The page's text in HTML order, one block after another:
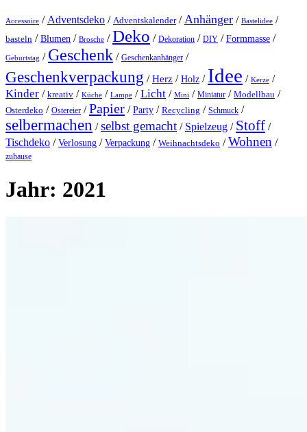
Accessoire / Adventsdeko / Adventskalender/Anhänger / Bastelidee /
basteln /Blumen / Brosche /Deko / Dekoration / DIY /Formmasse /
Geburtstag / Geschenk / Geschenkanhänger /
Geschenkverpackung /Herz /Holz / Idee / Kerze /
Kinder / kreativ / Küche / Lampe /Licht / Mini / Miniatur / Modellbau /
Osterdeko / Ostereier /Papier /Party / Recycling / Schmuck /
selbermachen /selbst gemacht / Spielzeug / Stoff /
Tischdeko /Verlosung /Verpackung / Weihnachtsdeko /Wohnen /
zuhause
Jahr: 2021